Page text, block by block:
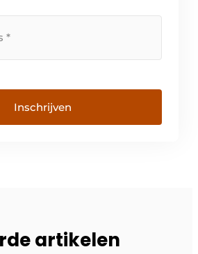
Inschrijven
artikelen